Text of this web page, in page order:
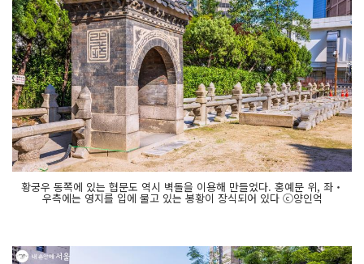
황궁우 동쪽에 있는 협문도 역시 벽돌을 이용해 만들었다. 홍예문 위, 좌‧
우측에는 영지를 입에 물고 있는 봉황이 장식되어 있다 ⓒ양인억